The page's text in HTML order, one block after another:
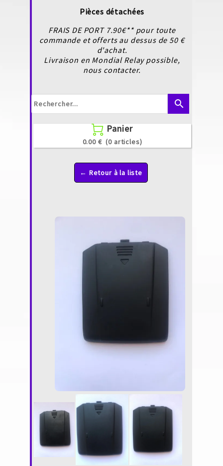
Pièces détachées
FRAIS DE PORT 7.90€** pour toute
commande et offerts au dessus de 50 €
d'achat.
Livraison en Mondial Relay possible,
nous contacter.
search
 Panier
0.00 € (0 articles)
← Retour à la liste